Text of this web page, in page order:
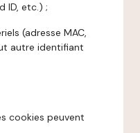
ID, etc.) ;
(adresse MAC,
autre identifiant
cookies peuvent